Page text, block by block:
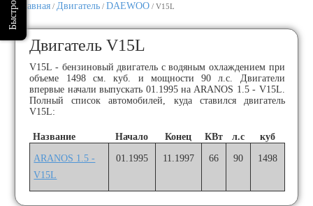
Главная / Двигатель / DAEWOO / V15L
Двигатель V15L
V15L - бензиновый двигатель с водяным охлаждением при
объеме 1498 см. куб. и мощности 90 л.с. Двигатели
впервые начали выпускать 01.1995 на ARANOS 1.5 - V15L.
Полный список автомобилей, куда ставился двигатель
V15L:
Название Начало Конец КВт л.с куб
ARANOS 1.5 -
V15L
01.1995 11.1997 66 90 1498